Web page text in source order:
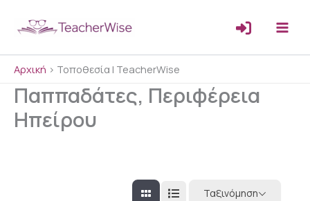
Αρχική > Τοποθεσία | TeacherWise
Παππαδάτες, Περιφέρεια
Ηπείρου
Ταξινόμηση